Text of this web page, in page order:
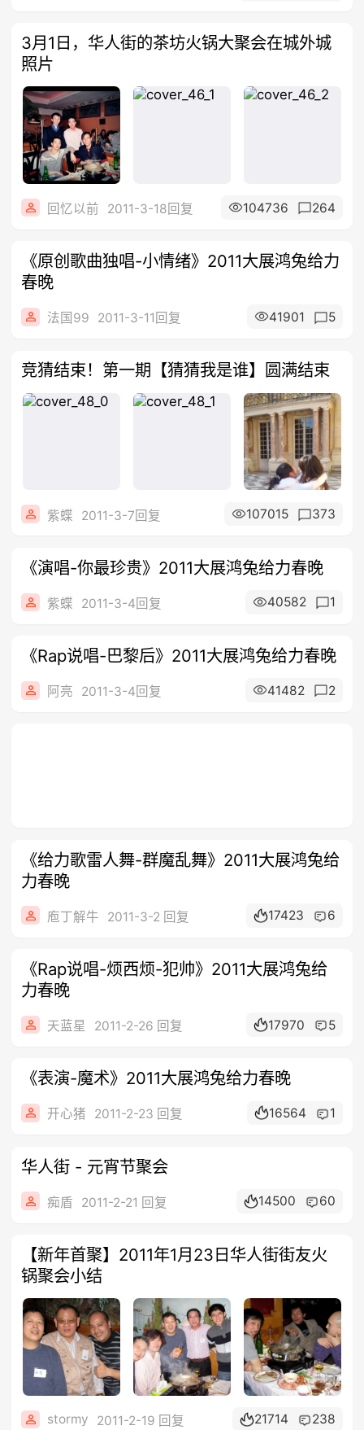
3月1日，华人街的茶坊火锅大聚会在城外城
照片
回忆以前 2011-3-18回复 104736 264
《原创歌曲独唱-小情绪》2011大展鸿兔给力
春晚
法国99 2011-3-11回复 41901 5
竞猜结束！第一期【猜猜我是谁】圆满结束
紫蝶 2011-3-7回复 107015 373
《演唱-你最珍贵》2011大展鸿兔给力春晚
紫蝶 2011-3-4回复 40582 1
《Rap说唱-巴黎后》2011大展鸿兔给力春晚
阿亮 2011-3-4回复 41482 2
《给力歌雷人舞-群魔乱舞》2011大展鸿兔给
力春晚
庖丁解牛 2011-3-2 回复 17423 6
《Rap说唱-烦西烦-犯帅》2011大展鸿兔给
力春晚
天蓝星 2011-2-26 回复 17970 5
《表演-魔术》2011大展鸿兔给力春晚
开心猪 2011-2-23 回复 16564 1
华人街 - 元宵节聚会
痴盾 2011-2-21 回复 14500 60
【新年首聚】2011年1月23日华人街街友火
锅聚会小结
stormy 2011-2-19 回复 21714 238